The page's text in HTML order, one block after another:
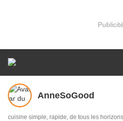
Publicité
AnneSoGood
cuisine simple, rapide, de tous les